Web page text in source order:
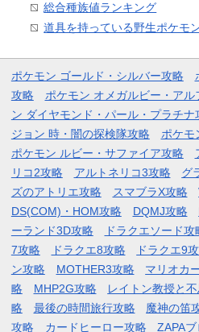
総合種族値ランキング
道具を持っている野生ポケモ
ポケモン ゴールド・シルバー攻略
攻略
ポケモン オメガルビー・ア
ン ダイヤモンド・パール・プラチナ
ジョン 時・闇の探検隊攻略
ポケモ
ポケモン ルビー・サファイア攻略
リコ2攻略
アルトネリコ3攻略 グ
ズのアトリエ攻略
スマブラX攻略
DS(COM)・HOM攻略
DQMJ攻略
ーランド3D攻略
ドラクエソード攻
7攻略
ドラクエ8攻略 ドラクエ9
ン攻略
MOTHER3攻略 マリオカ
略
MHP2G攻略 レイトン教授と
略
最後の時間旅行攻略 魔神の笛
攻略
カードヒーロー攻略 ZAPA